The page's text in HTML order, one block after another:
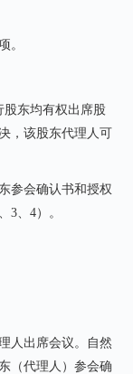
。
东均有权出席股
，该股东代理人可
参会确认书和授权
3、4）。
人出席会议。自然
（代理人）参会确